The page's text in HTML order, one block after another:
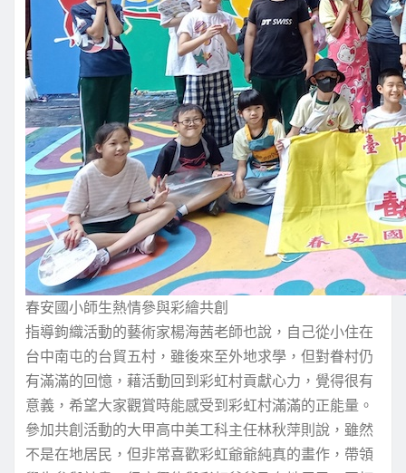
春安國小師生熱情參與彩繪共創
指導鉤織活動的藝術家楊海茜老師也說，自己從小住在
台中南屯的台貿五村，雖後來至外地求學，但對眷村仍
有滿滿的回憶，藉活動回到彩虹村貢獻心力，覺得很有
意義，希望大家觀賞時能感受到彩虹村滿滿的正能量。
參加共創活動的大甲高中美工科主任林秋萍則說，雖然
不是在地居民，但非常喜歡彩虹爺爺純真的畫作，帶領